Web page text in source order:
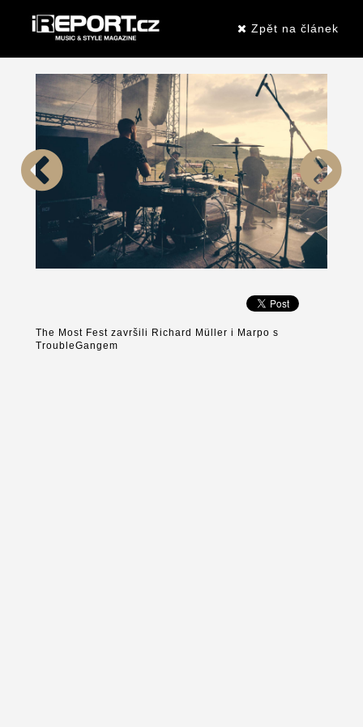
Zpět na článek
The Most Fest završili Richard Müller i Marpo s
TroubleGangem